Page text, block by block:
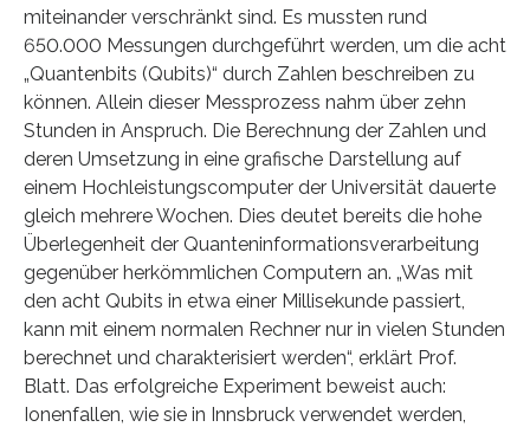
miteinander verschränkt sind. Es mussten rund
650.000 Messungen durchgeführt werden, um die acht
„Quantenbits (Qubits)“ durch Zahlen beschreiben zu
können. Allein dieser Messprozess nahm über zehn
Stunden in Anspruch. Die Berechnung der Zahlen und
deren Umsetzung in eine grafische Darstellung auf
einem Hochleistungscomputer der Universität dauerte
gleich mehrere Wochen. Dies deutet bereits die hohe
Überlegenheit der Quanteninformationsverarbeitung
gegenüber herkömmlichen Computern an. „Was mit
den acht Qubits in etwa einer Millisekunde passiert,
kann mit einem normalen Rechner nur in vielen Stunden
berechnet und charakterisiert werden“, erklärt Prof.
Blatt. Das erfolgreiche Experiment beweist auch:
Ionenfallen, wie sie in Innsbruck verwendet werden,